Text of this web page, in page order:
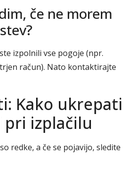
če ne morem
izpolnili vse pogoje (npr.
račun). Nato kontaktirajte
Kako ukrepati
pri izplačilu
redke, a če se pojavijo, sledite